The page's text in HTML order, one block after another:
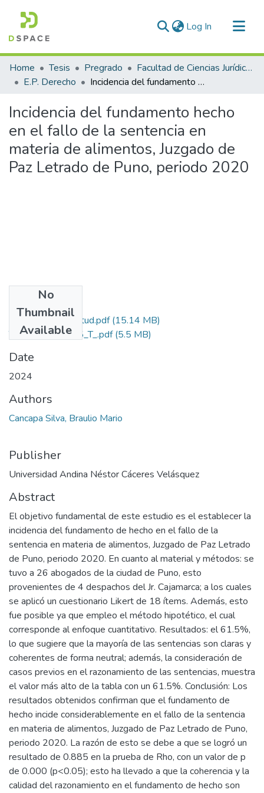
Log In (current)
Communities & Collections
All of DSpace
Home Tesis Pregrado
Facultad de Ciencias Jurídicas y Políticas
E.P. Derecho
Incidencia del fundamento hecho en el fallo de la sentencia en materia de alimentos, Juzgado de Paz Letrado de Puno, periodo 2020
Incidencia del fundamento hecho
en el fallo de la sentencia en
materia de alimentos, Juzgado de
Paz Letrado de Puno, periodo 2020
No
Thumbnail
Available
Grado de Similitud.pdf(15.14 MB)
T036_02431975_T_.pdf(5.5 MB)
Date
2024
Authors
Cancapa Silva, Braulio Mario
Publisher
Universidad Andina Néstor Cáceres Velásquez
Abstract
El objetivo fundamental de este estudio es el establecer la
incidencia del fundamento de hecho en el fallo de la
sentencia en materia de alimentos, Juzgado de Paz Letrado
de Puno, periodo 2020. En cuanto al material y métodos: se
tuvo a 26 abogados de la ciudad de Puno, esto
provenientes de 4 despachos del Jr. Cajamarca; a los cuales
se aplicó un cuestionario Likert de 18 ítems. Además, esto
fue posible ya que empleo el método hipotético, el cual
corresponde al enfoque cuantitativo. Resultados: el 61.5%,
lo que sugiere que la mayoría de las sentencias son claras y
coherentes de forma neutral; además, la consideración de
casos previos en el razonamiento de las sentencias, muestra
el valor más alto de la tabla con un 61.5%. Conclusión: Los
resultados obtenidos confirman que el fundamento de
hecho incide considerablemente en el fallo de la sentencia
en materia de alimentos, Juzgado de Paz Letrado de Puno,
periodo 2020. La razón de esto se debe a que se logró un
resultado de 0.885 en la prueba de Rho, con un valor de p
de 0.000 (p<0.05); esto ha llevado a que la coherencia y la
calidad del razonamiento en el fundamento de hecho son